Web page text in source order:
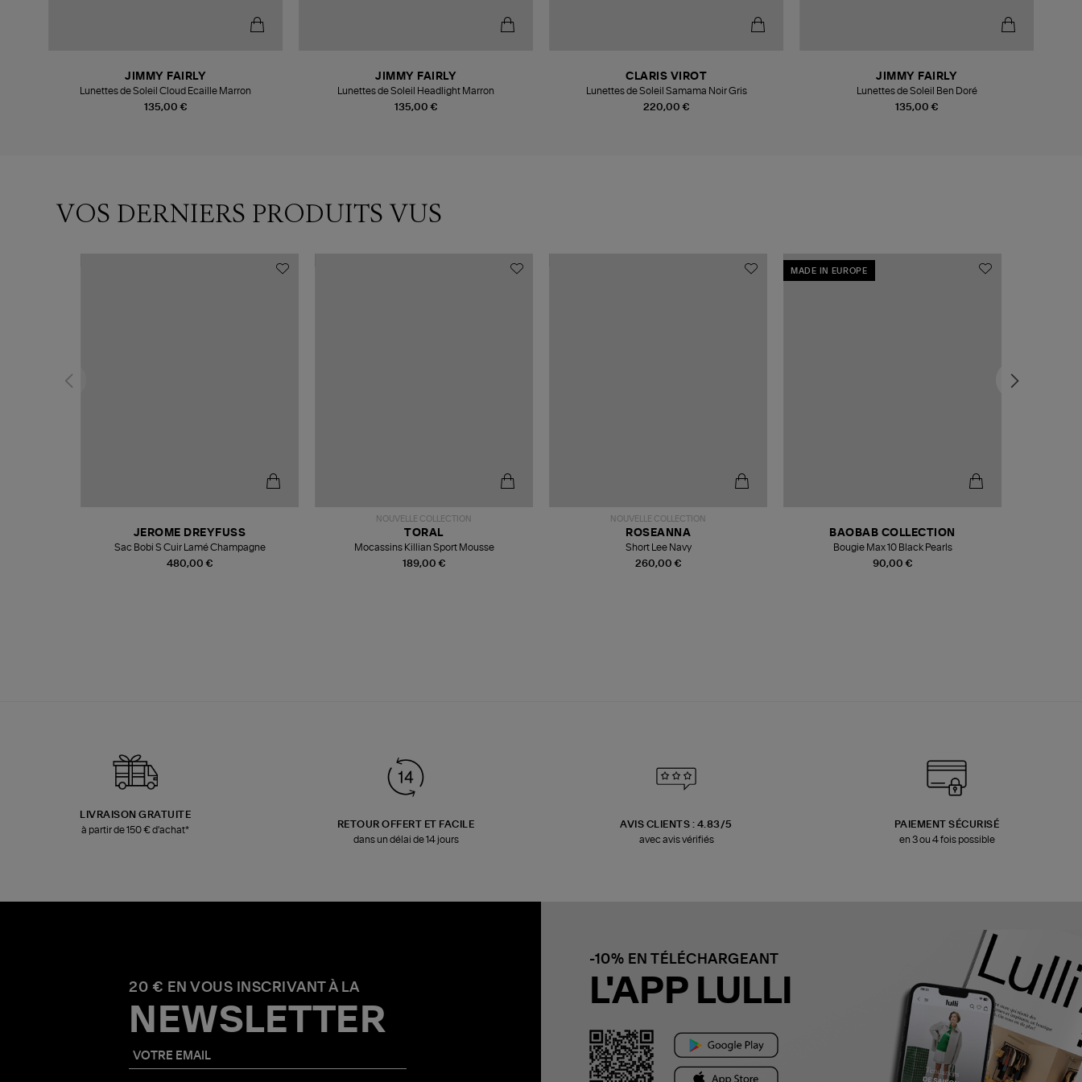
135,00 €
JIMMY FAIRLY
Lunettes de Soleil Cloud Ecaille Marron
135,00 €
JIMMY FAIRLY
Lunettes de Soleil Headlight Marron
220,00 €
CLARIS VIROT
Lunettes de Soleil Samama Noir Gris
135,00 €
JIMMY FAIRLY
Lunettes de Soleil Ben Doré
VOS DERNIERS PRODUITS VUS
480,00 €
JEROME DREYFUSS
Sac Bobi S Cuir Lamé Champagne
NOUVELLE COLLECTION
189,00 €
TORAL
Mocassins Killian Sport Mousse
NOUVELLE COLLECTION
260,00 €
ROSEANNA
Short Lee Navy
MADE IN EUROPE
90,00 €
BAOBAB COLLECTION
Bougie Max 10 Black Pearls
LIVRAISON GRATUITE
à partir de 150 € d'achat*
RETOUR OFFERT ET FACILE
dans un délai de 14 jours
AVIS CLIENTS : 4.83/5
avec avis vérifiés
PAIEMENT SÉCURISÉ
en 3 ou 4 fois possible
20 € EN VOUS INSCRIVANT À LA
NEWSLETTER
-10% EN TÉLÉCHARGEANT
L'APP LULLI